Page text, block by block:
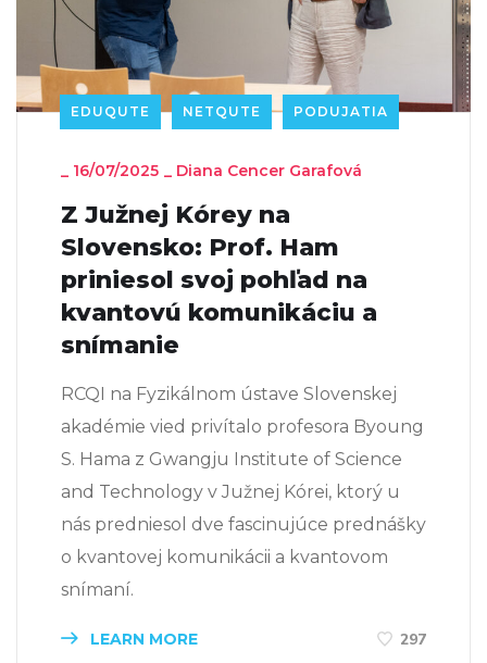
EDUQUTE NETQUTE PODUJATIA
_ 16/07/2025 _ Diana Cencer Garafová
Z Južnej Kórey na
Slovensko: Prof. Ham
priniesol svoj pohľad na
kvantovú komunikáciu a
snímanie
RCQI na Fyzikálnom ústave Slovenskej
akadémie vied privítalo profesora Byoung
S. Hama z Gwangju Institute of Science
and Technology v Južnej Kórei, ktorý u
nás predniesol dve fascinujúce prednášky
o kvantovej komunikácii a kvantovom
snímaní.
LEARN MORE 297